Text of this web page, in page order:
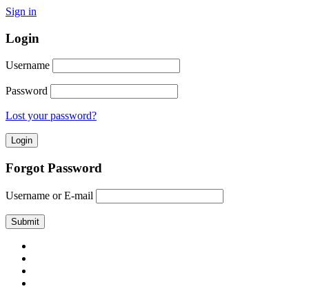
Sign in
Login
Username
Password
Lost your password?
Forgot Password
Username or E-mail